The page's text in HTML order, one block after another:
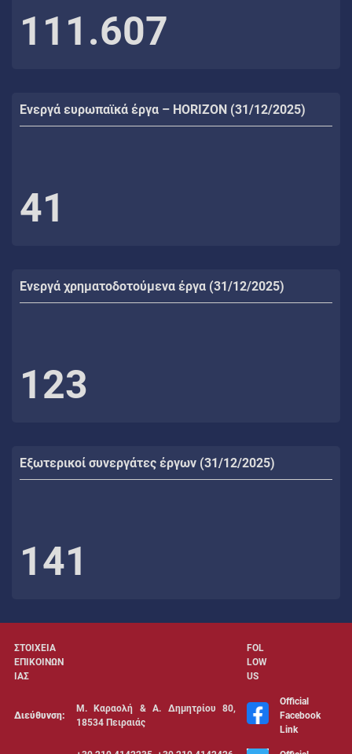
111.607
Ενεργά ευρωπαϊκά έργα – HORIZON (31/12/2025)
41
Ενεργά χρηματοδοτούμενα έργα (31/12/2025)
123
Εξωτερικοί συνεργάτες έργων (31/12/2025)
141
ΣΤΟΙΧΕΙΑ
ΕΠΙΚΟΙΝΩΝ
ΙΑΣ
FOL
LOW
US
Διεύθυνση:
Μ. Καραολή & Α. Δημητρίου 80,
18534 Πειραιάς
Official
Facebook
Link